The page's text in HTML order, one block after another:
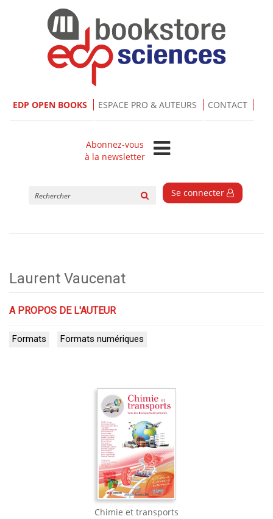
EDP OPEN BOOKS ESPACE PRO & AUTEURS CONTACT
Abonnez-vous
à la newsletter
Se connecter
Laurent Vaucenat
A PROPOS DE L'AUTEUR
Formats Formats numériques
Chimie et transports